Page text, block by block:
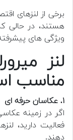
برخی از لنزهای
هستند، در حالی
ویژگی های
لنز
مناسب
۱. عکاسان حرفه ای
اگر در زمینه
فعالیت دارید،
دهند.